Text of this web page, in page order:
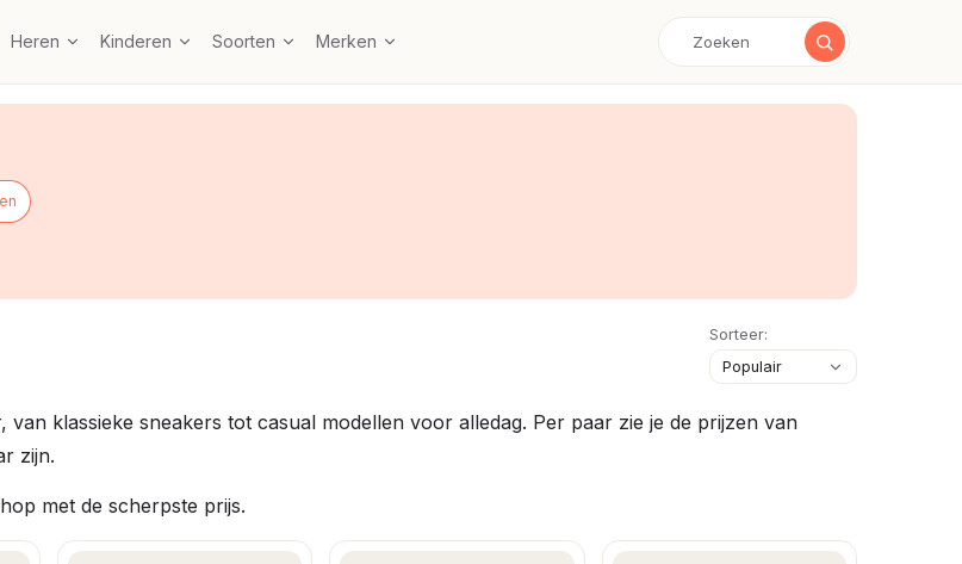
Heren Kinderen Soorten Merken
Sorteer:
klassieke sneakers tot casual modellen voor alledag. Per paar zie je de prijzen van
zijn.
met de scherpste prijs.